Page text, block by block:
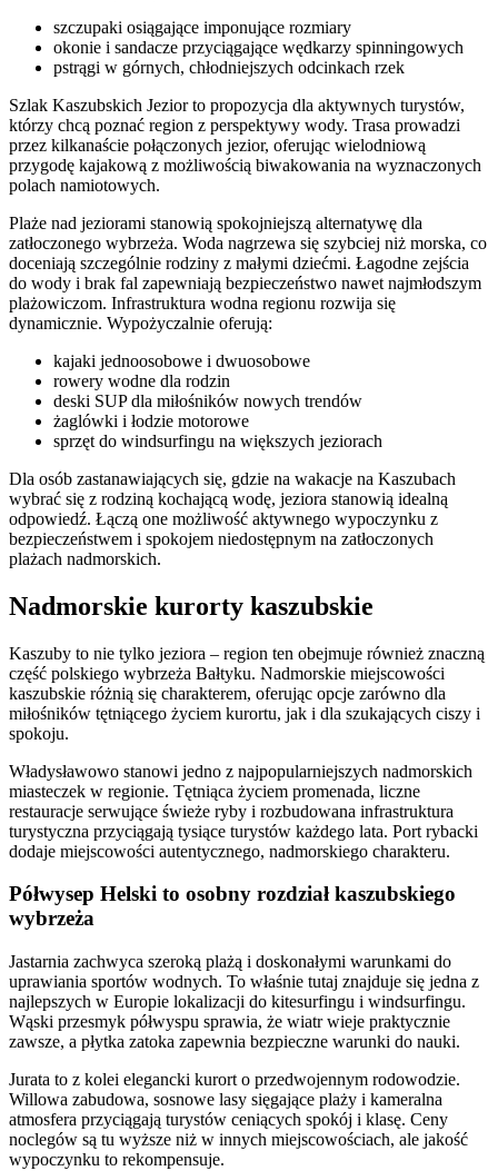
szczupaki osiągające imponujące rozmiary
okonie i sandacze przyciągające wędkarzy spinningowych
pstrągi w górnych, chłodniejszych odcinkach rzek
Szlak Kaszubskich Jezior to propozycja dla aktywnych turystów,
którzy chcą poznać region z perspektywy wody. Trasa prowadzi
przez kilkanaście połączonych jezior, oferując wielodniową
przygodę kajakową z możliwością biwakowania na wyznaczonych
polach namiotowych.
Plaże nad jeziorami stanowią spokojniejszą alternatywę dla
zatłoczonego wybrzeża. Woda nagrzewa się szybciej niż morska, co
doceniają szczególnie rodziny z małymi dziećmi. Łagodne zejścia
do wody i brak fal zapewniają bezpieczeństwo nawet najmłodszym
plażowiczom. Infrastruktura wodna regionu rozwija się
dynamicznie. Wypożyczalnie oferują:
kajaki jednoosobowe i dwuosobowe
rowery wodne dla rodzin
deski SUP dla miłośników nowych trendów
żaglówki i łodzie motorowe
sprzęt do windsurfingu na większych jeziorach
Dla osób zastanawiających się, gdzie na wakacje na Kaszubach
wybrać się z rodziną kochającą wodę, jeziora stanowią idealną
odpowiedź. Łączą one możliwość aktywnego wypoczynku z
bezpieczeństwem i spokojem niedostępnym na zatłoczonych
plażach nadmorskich.
Nadmorskie kurorty kaszubskie
Kaszuby to nie tylko jeziora – region ten obejmuje również znaczną
część polskiego wybrzeża Bałtyku. Nadmorskie miejscowości
kaszubskie różnią się charakterem, oferując opcje zarówno dla
miłośników tętniącego życiem kurortu, jak i dla szukających ciszy i
spokoju.
Władysławowo stanowi jedno z najpopularniejszych nadmorskich
miasteczek w regionie. Tętniąca życiem promenada, liczne
restauracje serwujące świeże ryby i rozbudowana infrastruktura
turystyczna przyciągają tysiące turystów każdego lata. Port rybacki
dodaje miejscowości autentycznego, nadmorskiego charakteru.
Półwysep Helski to osobny rozdział kaszubskiego
wybrzeża
Jastarnia zachwyca szeroką plażą i doskonałymi warunkami do
uprawiania sportów wodnych. To właśnie tutaj znajduje się jedna z
najlepszych w Europie lokalizacji do kitesurfingu i windsurfingu.
Wąski przesmyk półwyspu sprawia, że wiatr wieje praktycznie
zawsze, a płytka zatoka zapewnia bezpieczne warunki do nauki.
Jurata to z kolei elegancki kurort o przedwojennym rodowodzie.
Willowa zabudowa, sosnowe lasy sięgające plaży i kameralna
atmosfera przyciągają turystów ceniących spokój i klasę. Ceny
noclegów są tu wyższe niż w innych miejscowościach, ale jakość
wypoczynku to rekompensuje.